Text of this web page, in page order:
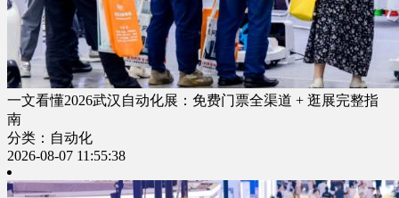
一文看懂2026武汉自动化展：免费门票全渠道 + 逛展完整指
南
分类：自动化
2026-08-07 11:55:38